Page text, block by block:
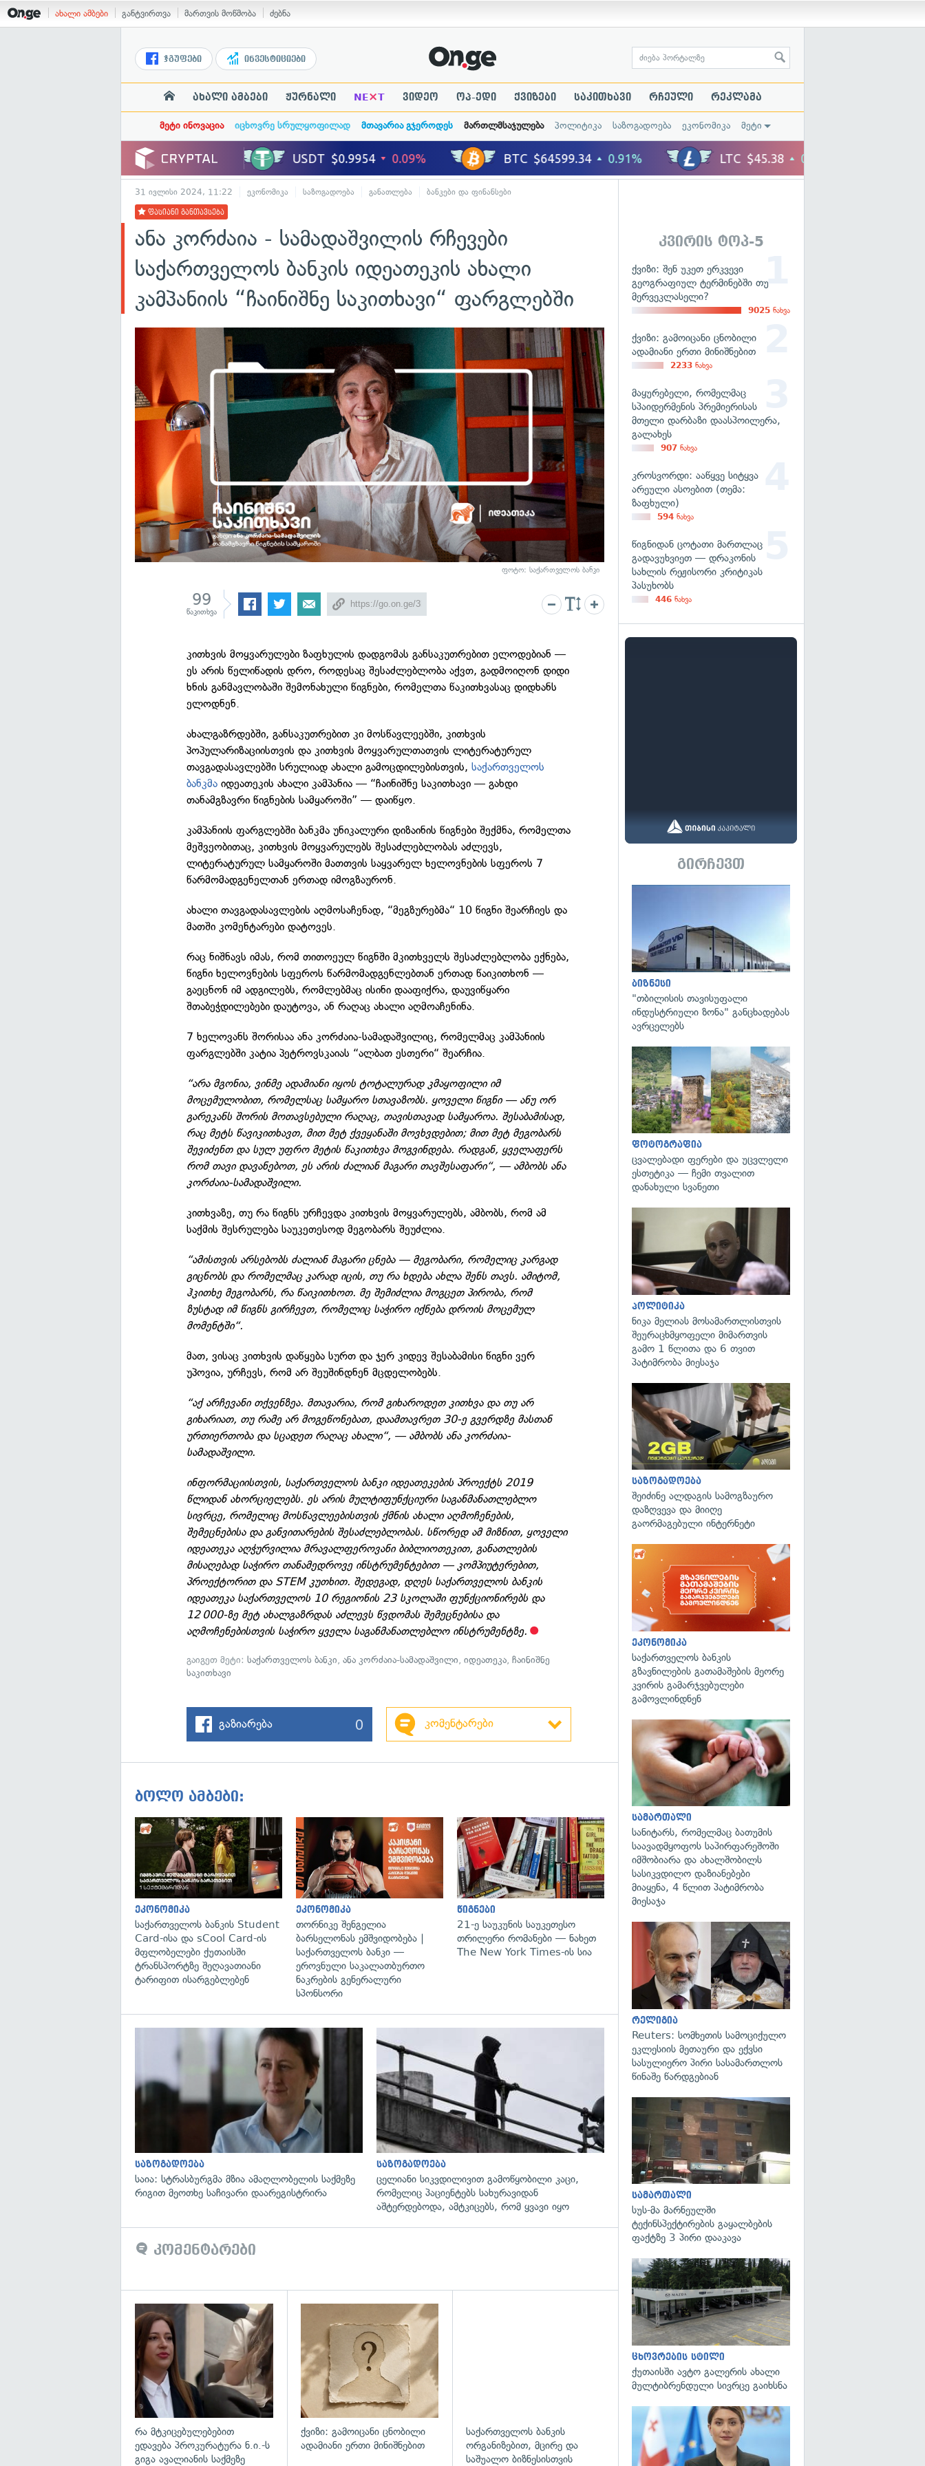
ახალი ამბები განტვირთვა მართვის მოწმობა ძებნა
ჯგუფები ინვესტიციები
ახალი ამბები ჟურნალი NE×T ვიდეო ოპ-ედი ქვიზები საკითხავი რჩეული რეკლამა
მეტი ინოვაცია იცხოვრე სრულყოფილად მთავარია გჯეროდეს მართლმსაჯულება პოლიტიკა საზოგადოება ეკონომიკა მეტი
31 ივლისი 2024, 11:22 ეკონომიკა საზოგადოება განათლება ბანკები და ფინანსები
ფასიანი განთავსება
ანა კორძაია - სამადაშვილის რჩევები
საქართველოს ბანკის იდეათეკის ახალი
კამპანიის “ჩაინიშნე საკითხავი“ ფარგლებში
ფოტო: საქართველოს ბანკი
99
წაკითხვა
კითხვის მოყვარულები ზაფხულის დადგომას განსაკუთრებით ელოდებიან —
ეს არის წელიწადის დრო, როდესაც შესაძლებლობა აქვთ, გადმოიღონ დიდი
ხნის განმავლობაში შემონახული წიგნები, რომელთა წაკითხვასაც დიდხანს
ელოდნენ.
ახალგაზრდებში, განსაკუთრებით კი მოსწავლეებში, კითხვის
პოპულარიზაციისთვის და კითხვის მოყვარულთათვის ლიტერატურულ
თავგადასავლებში სრულიად ახალი გამოცდილებისთვის,საქართველოს
ბანკმა იდეათეკის ახალი კამპანია — “ჩაინიშნე საკითხავი — გახდი
თანამგზავრი წიგნების სამყაროში” — დაიწყო.
კამპანიის ფარგლებში ბანკმა უნიკალური დიზაინის წიგნები შექმნა, რომელთა
მეშვეობითაც, კითხვის მოყვარულებს შესაძლებლობას აძლევს,
ლიტერატურულ სამყაროში მათთვის საყვარელ ხელოვნების სფეროს 7
წარმომადგენელთან ერთად იმოგზაურონ.
ახალი თავგადასავლების აღმოსაჩენად, “მეგზურებმა“ 10 წიგნი შეარჩიეს და
მათში კომენტარები დატოვეს.
რაც ნიშნავს იმას, რომ თითოეულ წიგნში მკითხველს შესაძლებლობა ექნება,
წიგნი ხელოვნების სფეროს წარმომადგენლებთან ერთად წაიკითხონ —
გაეცნონ იმ ადგილებს, რომლებმაც ისინი დააფიქრა, დაუვიწყარი
შთაბეჭდილებები დაუტოვა, ან რაღაც ახალი აღმოაჩენინა.
7 ხელოვანს შორისაა ანა კორძაია-სამადაშვილიც, რომელმაც კამპანიის
ფარგლებში კატია პეტროვსკაიას “ალბათ ესთერი“ შეარჩია.
“არა მგონია, ვინმე ადამიანი იყოს ტოტალურად კმაყოფილი იმ
მოცემულობით, რომელსაც სამყარო სთავაზობს. ყოველი წიგნი — ანუ ორ
გარეკანს შორის მოთავსებული რაღაც, თავისთავად სამყაროა. შესაბამისად,
რაც მეტს წავიკითხავთ, მით მეტ ქვეყანაში მოვხვდებით; მით მეტ მეგობარს
შევიძენთ და სულ უფრო მეტის წაკითხვა მოგვინდება. რადგან, ყველაფერს
რომ თავი დავანებოთ, ეს არის ძალიან მაგარი თავშესაფარი“, — ამბობს ანა
კორძაია-სამადაშვილი.
კითხვაზე, თუ რა წიგნს ურჩევდა კითხვის მოყვარულებს, ამბობს, რომ ამ
საქმის შესრულება საუკეთესოდ მეგობარს შეუძლია.
“ამისთვის არსებობს ძალიან მაგარი ცნება — მეგობარი, რომელიც კარგად
გიცნობს და რომელმაც კარად იცის, თუ რა ხდება ახლა შენს თავს. ამიტომ,
ჰკითხე მეგობარს, რა წაიკითხოთ. მე შემიძლია მოგცეთ პირობა, რომ
ზუსტად იმ წიგნს გირჩევთ, რომელიც საჭირო იქნება დროის მოცემულ
მომენტში“.
მათ, ვისაც კითხვის დაწყება სურთ და ჯერ კიდევ შესაბამისი წიგნი ვერ
უპოვია, ურჩევს, რომ არ შეუშინდნენ მცდელობებს.
“აქ არჩევანი თქვენზეა. მთავარია, რომ გიხაროდეთ კითხვა და თუ არ
გიხარიათ, თუ რამე არ მოგეწონებათ, დაამთავრეთ 30-ე გვერდზე მასთან
ურთიერთობა და სცადეთ რაღაც ახალი“, — ამბობს ანა კორძაია-
სამადაშვილი.
ინფორმაციისთვის, საქართველოს ბანკი იდეათეკების პროექტს 2019
წლიდან ახორციელებს. ეს არის მულტიფუნქციური საგანმანათლებლო
სივრცე, რომელიც მოსწავლეებისთვის ქმნის ახალი აღმოჩენების,
შემეცნებისა და განვითარების შესაძლებლობას. სწორედ ამ მიზნით, ყოველი
იდეათეკა აღჭურვილია მრავალფეროვანი ბიბლიოთეკით, განათლების
მისაღებად საჭირო თანამედროვე ინსტრუმენტებით — კომპიუტერებით,
პროექტორით და STEM კუთხით. შედეგად, დღეს საქართველოს ბანკის
იდეათეკა საქართველოს 10 რეგიონის 23 სკოლაში ფუნქციონირებს და
12 000-ზე მეტ ახალგაზრდას აძლევს წვდომას შემეცნებისა და
აღმოჩენებისთვის საჭირო ყველა საგანმანათლებლო ინსტრუმენტზე.
გაიგეთ მეტი:საქართველოს ბანკი,ანა კორძაია-სამადაშვილი,იდეათეკა,ჩაინიშნე
საკითხავი
გაზიარება 0 კომენტარები
ბოლო ამბები:
ეკონომიკა
საქართველოს ბანკის Student
Card-ისა და sCool Card-ის
მფლობელები ქუთაისში
ტრანსპორტზე შეღავათიანი
ტარიფით ისარგებლებენ
ეკონომიკა
თორნიკე შენგელია
ბარსელონას ემშვიდობება |
საქართველოს ბანკი —
ეროვნული საკალათბურთო
ნაკრების გენერალური
სპონსორი
გადახედვა
წიგნები
21-ე საუკუნის საუკეთესო
თრილერი რომანები — ნახეთ
The New York Times-ის სია
გადახედვა
საზოგადოება
საია: სტრასბურგმა მზია ამაღლობელის საქმეზე
რიგით მეოთხე საჩივარი დაარეგისტრირა
საზოგადოება
ცელიანი სიკვდილივით გამოწყობილი კაცი,
რომელიც პაციენტებს სახურავიდან
აშტერდებოდა, ამტკიცებს, რომ ყვავი იყო
კომენტარები
რა მტკიცებულებებით
ედავება პროკურატურა ნ.ი.-ს
გიგა ავალიანის საქმეზე
ქვიზი: გამოიცანი ცნობილი
ადამიანი ერთი მინიშნებით
საქართველოს ბანკის
ორგანიზებით, მცირე და
საშუალო ბიზნესისთვის
კვირის ტოპ-5
ქვიზი: შენ უკეთ ერკვევი
გეოგრაფიულ ტერმინებში თუ
მერვეკლასელი?
9025 ნახვა
ქვიზი: გამოიცანი ცნობილი
ადამიანი ერთი მინიშნებით
2233 ნახვა
მაყურებელი, რომელმაც
სპაიდერმენის პრემიერისას
მთელი დარბაზი დაასპოილერა,
გალახეს
907 ნახვა
კროსვორდი: ააწყვე სიტყვა
არეული ასოებით (თემა:
ზაფხული)
594 ნახვა
წიგნიდან ცოტათი მართლაც
გადავუხვიეთ — დრაკონის
სახლის რეჟისორი კრიტიკას
პასუხობს
446 ნახვა
გირჩევთ
ბიზნესი
"თბილისის თავისუფალი
ინდუსტრიული ზონა" განცხადებას
ავრცელებს
ფოტოგრაფია
ცვალებადი ფერები და უცვლელი
ესთეტიკა — ჩემი თვალით
დანახული სვანეთი
პოლიტიკა
ნიკა მელიას მოსამართლისთვის
შეურაცხმყოფელი მიმართვის
გამო 1 წლითა და 6 თვით
პატიმრობა მიესაჯა
საზოგადოება
შეიძინე ალდაგის სამოგზაურო
დაზღვევა და მიიღე
გაორმაგებული ინტერნეტი
ეკონომიკა
საქართველოს ბანკის
გზავნილების გათამაშების მეორე
კვირის გამარჯვებულები
გამოვლინდნენ
სამართალი
სანიტარს, რომელმაც ბათუმის
საავადმყოფოს საპირფარეშოში
იმშობიარა და ახალშობილს
სასიკვდილო დაზიანებები
მიაყენა, 4 წლით პატიმრობა
მიესაჯა
რელიგია
Reuters: სომხეთის სამოციქულო
ეკლესიის მეთაური და ექვსი
სასულიერო პირი სასამართლოს
წინაშე წარდგებიან
სამართალი
სუს-მა მარნეულში
ტექინსპექტირების გაყალბების
ფაქტზე 3 პირი დააკავა
ცხოვრების სტილი
ქუთაისში ავტო გალერის ახალი
მულტიბრენდული სივრცე გაიხსნა